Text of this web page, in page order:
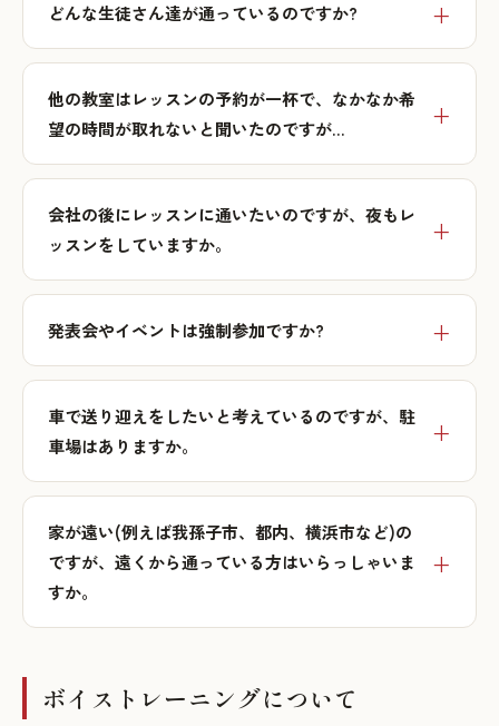
どんな生徒さん達が通っているのですか?
他の教室はレッスンの予約が一杯で、なかなか希
望の時間が取れないと聞いたのですが…
会社の後にレッスンに通いたいのですが、夜もレ
ッスンをしていますか。
発表会やイベントは強制参加ですか?
車で送り迎えをしたいと考えているのですが、駐
車場はありますか。
家が遠い(例えば我孫子市、都内、横浜市など)の
ですが、遠くから通っている方はいらっしゃいま
すか。
ボイストレーニングについて